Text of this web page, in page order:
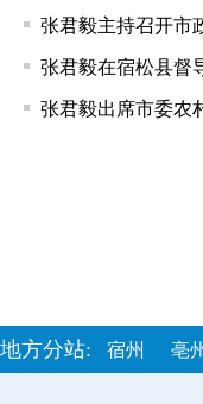
张君毅主持召开市
张君毅在宿松县督
张君毅出席市委农
地方分站: 宿州 亳